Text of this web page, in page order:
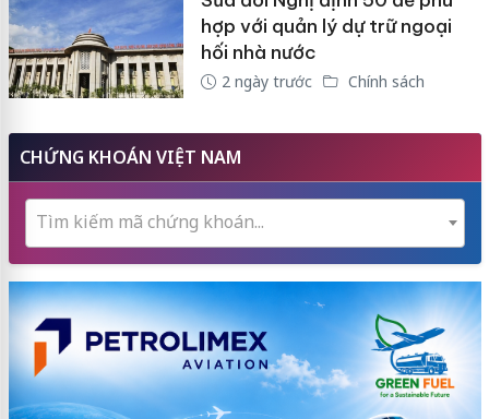
hợp với quản lý dự trữ ngoại
hối nhà nước
2 ngày trước Chính sách
CHỨNG KHOÁN VIỆT NAM
Tìm kiếm mã chứng khoán...